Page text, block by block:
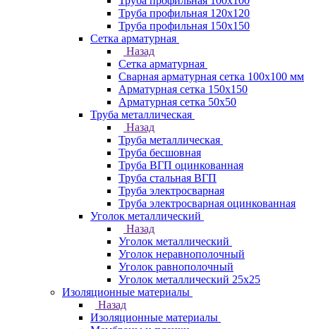
Труба профильная 120х120
Труба профильная 150х150
Сетка арматурная
Назад
Сетка арматурная
Сварная арматурная сетка 100х100 мм
Арматурная сетка 150х150
Арматурная сетка 50х50
Труба металлическая
Назад
Труба металлическая
Труба бесшовная
Труба ВГП оцинкованная
Труба стальная ВГП
Труба электросварная
Труба электросварная оцинкованная
Уголок металлический
Назад
Уголок металлический
Уголок неравнополочный
Уголок равнополочный
Уголок металлический 25х25
Изоляционные материалы
Назад
Изоляционные материалы